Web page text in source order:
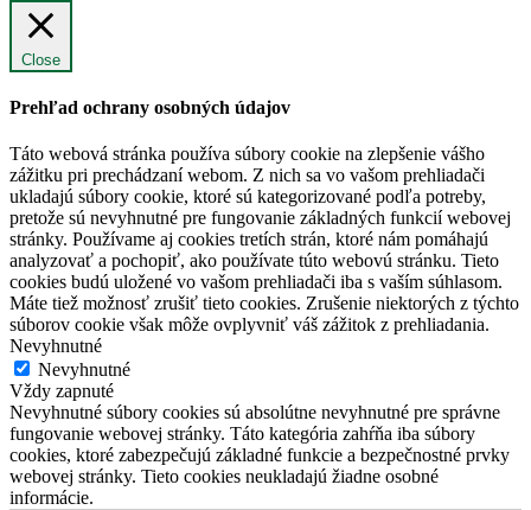
Close
Prehľad ochrany osobných údajov
Táto webová stránka používa súbory cookie na zlepšenie vášho
zážitku pri prechádzaní webom. Z nich sa vo vašom prehliadači
ukladajú súbory cookie, ktoré sú kategorizované podľa potreby,
pretože sú nevyhnutné pre fungovanie základných funkcií webovej
stránky. Používame aj cookies tretích strán, ktoré nám pomáhajú
analyzovať a pochopiť, ako používate túto webovú stránku. Tieto
cookies budú uložené vo vašom prehliadači iba s vaším súhlasom.
Máte tiež možnosť zrušiť tieto cookies. Zrušenie niektorých z týchto
súborov cookie však môže ovplyvniť váš zážitok z prehliadania.
Nevyhnutné
Nevyhnutné
Vždy zapnuté
Nevyhnutné súbory cookies sú absolútne nevyhnutné pre správne
fungovanie webovej stránky. Táto kategória zahŕňa iba súbory
cookies, ktoré zabezpečujú základné funkcie a bezpečnostné prvky
webovej stránky. Tieto cookies neukladajú žiadne osobné
informácie.